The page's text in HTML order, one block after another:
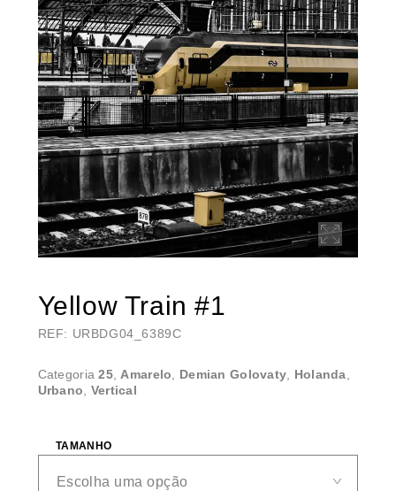
Yellow Train #1
REF: URBDG04_6389C
Categoria25,Amarelo, Demian Golovaty, Holanda,
Urbano, Vertical
TAMANHO